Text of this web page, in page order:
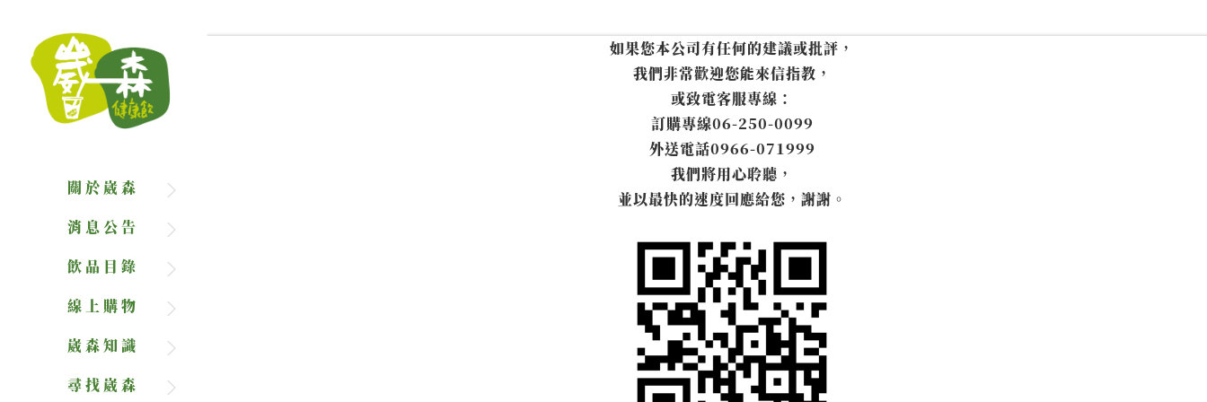
關於崴森
消息公告
飲品目錄
線上購物
崴森知識
尋找崴森
如果您本公司有任何的建議或批評，
我們非常歡迎您能來信指教，
或致電客服專線：
訂購專線06-250-0099
外送電話0966-071999
我們將用心聆聽，
並以最快的速度回應給您，謝謝。